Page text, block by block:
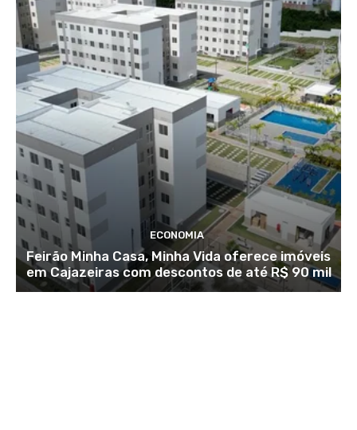
ECONOMIA
Feirão Minha Casa, Minha Vida oferece imóveis
em Cajazeiras com descontos de até R$ 90 mil